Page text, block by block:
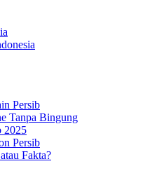
Persib
Tanpa Bingung
2025
Persib
Fakta?